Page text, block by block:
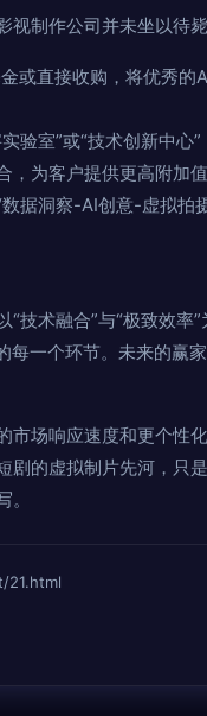
制作公司并未坐以待
或直接收购，将优秀
验室”或“技术创新中
为客户提供更高附加值
数据洞察-AI创意-虚拟
技术融合”与“极致效
一个环节。未来的赢
场响应速度和更个性
的虚拟制片先河，只
21.html